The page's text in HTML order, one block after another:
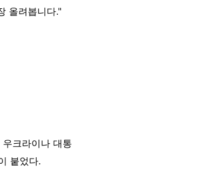
올려봅니다."
크라이나 대통
붙었다.